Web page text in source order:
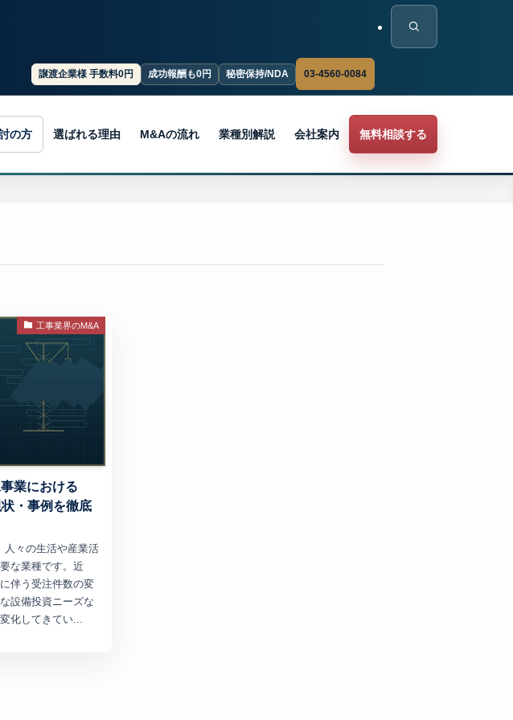
譲渡企業様 手数料0円 成功報酬も0円 秘密保持/NDA 03-4560-0084
の方 選ばれる理由 M&Aの流れ 業種別解説 会社案内 無料相談する
工事業界のM&A
業における
・事例を徹底
人々の生活や産業活
な業種です。近
伴う受注件数の変
設備投資ニーズな
化してきてい...